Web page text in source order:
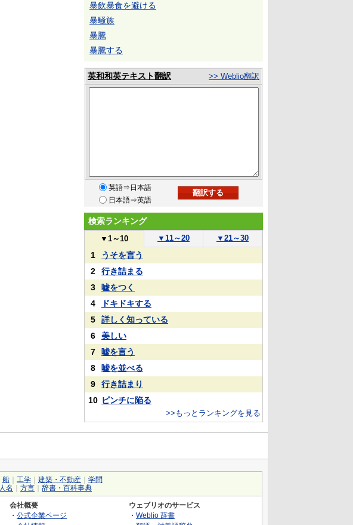
暴飲暴食を避ける
暴騒族
暴騰
暴騰する
英和和英テキスト翻訳 >> Weblio翻訳
英語⇒日本語
日本語⇒英語
検索ランキング
▼ 1～10 ▼ 11～20 ▼ 21～30
1
うそを言う
2
行き詰まる
3
嘘をつく
4
ドキドキする
5
詳しく知っている
6
美しい
7
嘘を言う
8
嘘を並べる
9
行き詰まり
10 ピンチに陥る
>>もっとランキングを見る
船 工学 建築・不動産
学問
人名 方言 辞書・百科事典
会社概要
・ 公式企業ページ
ウェブリオのサービス
・ Weblio 辞書